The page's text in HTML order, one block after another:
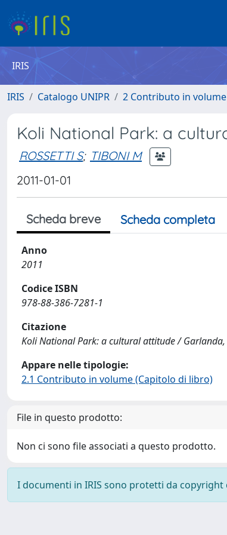
IRIS
IRIS Catalogo UNIPR 2 Contributo in
Koli National Park: a
ROSSETTI S; TIBONI M
2011-01-01
Scheda breve Scheda completa
Anno
2011
Codice ISBN
978-88-386-7281-1
Citazione
Koli National Park: a cultural attitude / Garlanda,
Appare nelle tipologie:
2.1 Contributo in volume (Capitolo di libro)
File in questo prodotto:
Non ci sono file associati a questo prodotto.
I documenti in IRIS sono protetti da